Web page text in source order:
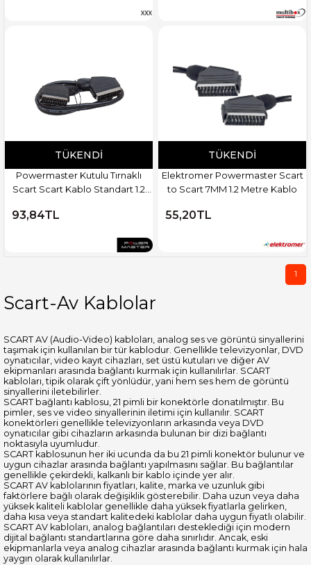
TÜKENDI
Powermaster Kutulu Tırnaklı
Scart Scart Kablo Standart 1.2
93,84TL
TÜKENDI
Elektromer Powermaster Scart
to Scart 7MM 1.2 Metre Kablo
55,20TL
1
Scart-Av Kablolar
SCART AV (Audio-Video) kabloları, analog ses ve görüntü sinyallerini
taşımak için kullanılan bir tür kablodur. Genellikle televizyonlar, DVD
oynatıcılar, video kayıt cihazları, set üstü kutuları ve diğer AV
ekipmanları arasında bağlantı kurmak için kullanılırlar. SCART
kabloları, tipik olarak çift yönlüdür, yani hem ses hem de görüntü
sinyallerini iletebilirler.
SCART bağlantı kablosu, 21 pimli bir konektörle donatılmıştır. Bu
pimler, ses ve video sinyallerinin iletimi için kullanılır. SCART
konektörleri genellikle televizyonların arkasında veya DVD
oynatıcılar gibi cihazların arkasında bulunan bir dizi bağlantı
noktasıyla uyumludur.
SCART kablosunun her iki ucunda da bu 21 pimli konektör bulunur ve
uygun cihazlar arasında bağlantı yapılmasını sağlar. Bu bağlantılar
genellikle çekirdekli, kalkanlı bir kablo içinde yer alır.
SCART AV kablolarının fiyatları, kalite, marka ve uzunluk gibi
faktörlere bağlı olarak değişiklik gösterebilir. Daha uzun veya daha
yüksek kaliteli kablolar genellikle daha yüksek fiyatlarla gelirken,
daha kısa veya standart kalitedeki kablolar daha uygun fiyatlı olabilir.
SCART AV kabloları, analog bağlantıları desteklediği için modern
dijital bağlantı standartlarına göre daha sınırlıdır. Ancak, eski
ekipmanlarla veya analog cihazlar arasında bağlantı kurmak için hala
yaygın olarak kullanılırlar.